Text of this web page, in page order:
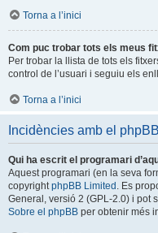
Torna a l’inici
Com puc trobar tots els meus
Per trobar la llista de tots els
control de l’usuari i seguiu els
Torna a l’inici
Incidències amb el phpBB
Qui ha escrit el programari
Aquest programari (en la seva
copyrightphpBB Limited . Es
General, versió 2 (GPL-2.0) i pot
Sobre el phpBB per obtenir més